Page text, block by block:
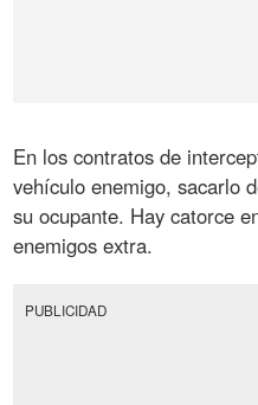
En los contratos de
vehículo enemigo, sacarlo
su ocupante. Hay catorce
enemigos extra.
PUBLICIDAD